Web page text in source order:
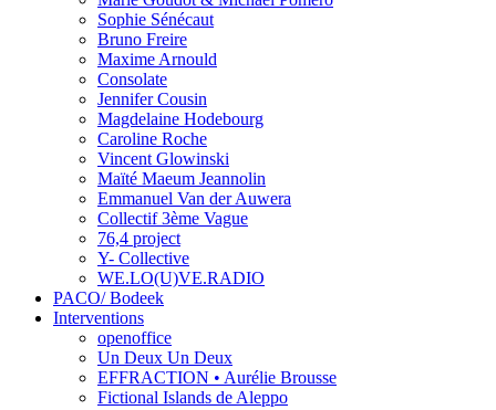
Sophie Sénécaut
Bruno Freire
Maxime Arnould
Consolate
Jennifer Cousin
Magdelaine Hodebourg
Caroline Roche
Vincent Glowinski
Maïté Maeum Jeannolin
Emmanuel Van der Auwera
Collectif 3ème Vague
76,4 project
Y- Collective
WE.LO(U)VE.RADIO
PACO/ Bodeek
Interventions
openoffice
Un Deux Un Deux
EFFRACTION • Aurélie Brousse
Fictional Islands de Aleppo